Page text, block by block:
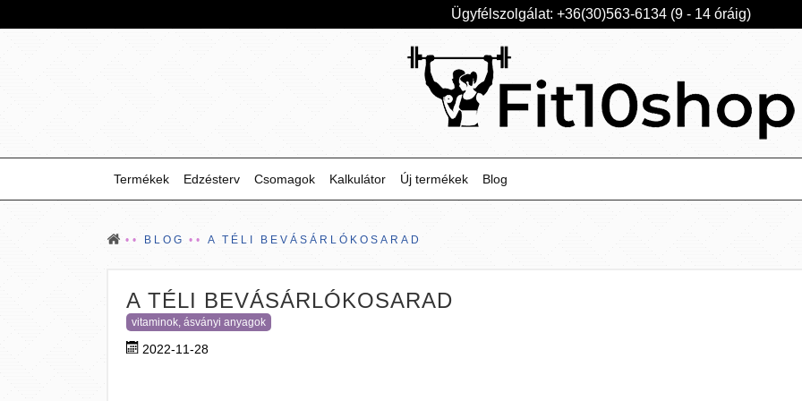
Ügyfélszolgálat: +36(30)563-6134 (9 - 14 óráig)
Termékek Edzésterv Csomagok Kalkulátor Új termékek Blog
BLOG A TÉLI BEVÁSÁRLÓKOSARAD
A TÉLI BEVÁSÁRLÓKOSARAD
vitaminok, ásványi anyagok
2022-11-28